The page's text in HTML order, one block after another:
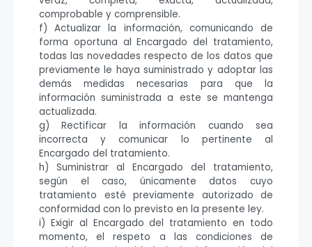
comprobable y comprensible.
f) Actualizar la información, comunicando de
forma oportuna al Encargado del tratamiento,
todas las novedades respecto de los datos que
previamente le haya suministrado y adoptar las
demás medidas necesarias para que la
información suministrada a este se mantenga
actualizada.
g) Rectificar la información cuando sea
incorrecta y comunicar lo pertinente al
Encargado del tratamiento.
h) Suministrar al Encargado del tratamiento,
según el caso, únicamente datos cuyo
tratamiento esté previamente autorizado de
conformidad con lo previsto en la presente ley.
i) Exigir al Encargado del tratamiento en todo
momento, el respeto a las condiciones de